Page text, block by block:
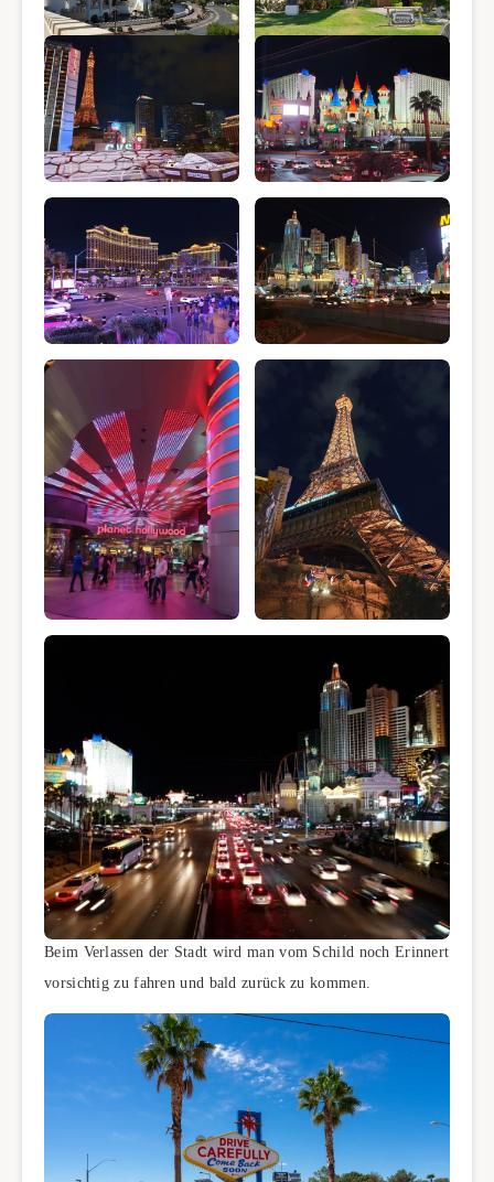
Beim Verlassen der Stadt wird man vom Schild noch Erinnert
vorsichtig zu fahren und bald zurück zu kommen.